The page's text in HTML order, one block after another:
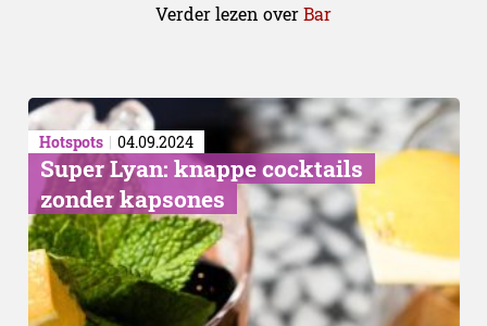
Verder lezen overBar
Hotspots 04.09.2024
Super Lyan: knappe cocktails
zonder kapsones